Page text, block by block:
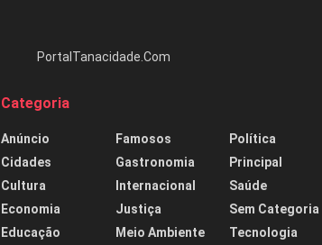
PortalTanacidade.Com
Categoria
Anúncio
Cidades
Cultura
Economia
Educação
Famosos
Gastronomia
Internacional
Justiça
Meio Ambiente
Política
Principal
Saúde
Sem Categoria
Tecnologia